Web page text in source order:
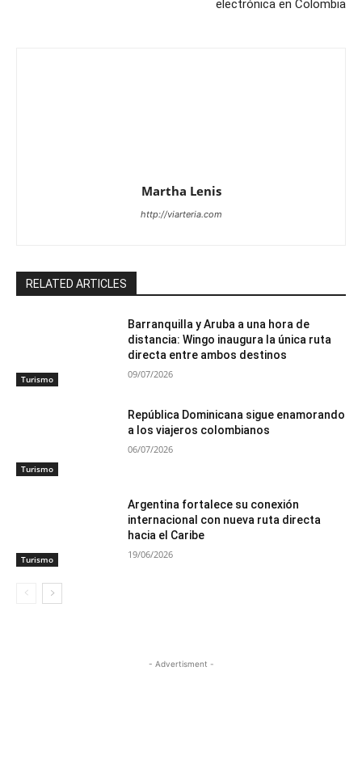
electrónica en Colombia
Martha Lenis
http://viarteria.com
RELATED ARTICLES
Turismo
Barranquilla y Aruba a una hora de
distancia: Wingo inaugura la única ruta
directa entre ambos destinos
09/07/2026
Turismo
República Dominicana sigue enamorando
a los viajeros colombianos
06/07/2026
Turismo
Argentina fortalece su conexión
internacional con nueva ruta directa
hacia el Caribe
19/06/2026
- Advertisment -